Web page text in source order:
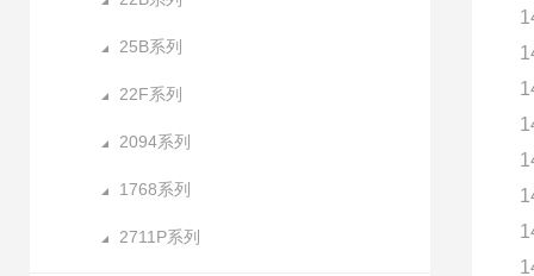
25B系列
22F系列
2094系列
1768系列
2711P系列